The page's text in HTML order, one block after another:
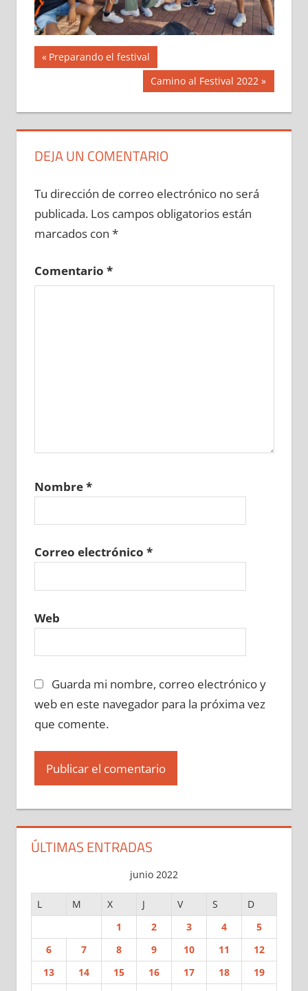
Navegación
entradas
Entrada
anterior:
Preparando el festival
Siguiente
entrada:
Camino al Festival 2022
DEJA UN COMENTARIO
Tu dirección de correo electrónico no será
publicada. Los campos obligatorios están
marcados con *
Comentario *
Nombre*
Correo electrónico *
Web
Guarda mi nombre, correo electrónico y
web en este navegador para la próxima vez
que comente.
ÚLTIMAS ENTRADAS
junio 2022
L M X J V S
D
1
2 3 4
5
6
7 8 9 10 11
12
13
14 15 16 17 18
19